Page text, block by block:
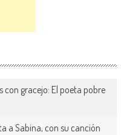
con gracejo: El poeta pobre
a Sabina, con su canción